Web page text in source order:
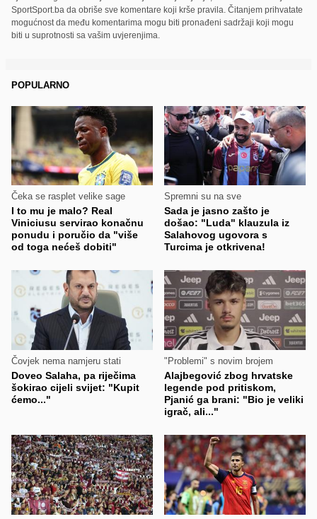
SportSport.ba da obriše sve komentare koji krše pravila. Čitanjem prihvatate
mogućnost da među komentarima mogu biti pronađeni sadržaji koji mogu
biti u suprotnosti sa vašim uvjerenjima.
POPULARNO
Čeka se rasplet velike sage
I to mu je malo? Real
Viniciusu servirao konačnu
ponudu i poručio da "više
od toga nećeš dobiti"
Spremni su na sve
Sada je jasno zašto je
došao: "Luda" klauzula iz
Salahovog ugovora s
Turcima je otkrivena!
Čovjek nema namjeru stati
Doveo Salaha, pa riječima
šokirao cijeli svijet: "Kupit
ćemo..."
"Problemi" s novim brojem
Alajbegović zbog hrvatske
legende pod pritiskom,
Pjanić ga brani: "Bio je veliki
igrač, ali..."